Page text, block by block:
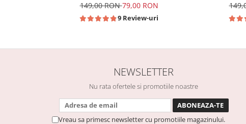
149,00 RON79,00 RON
9 Review-uri
NEWSLETTER
Nu rata ofertele si promotiile noastre
Vreau sa primesc newsletter cu promotiile magazinului.